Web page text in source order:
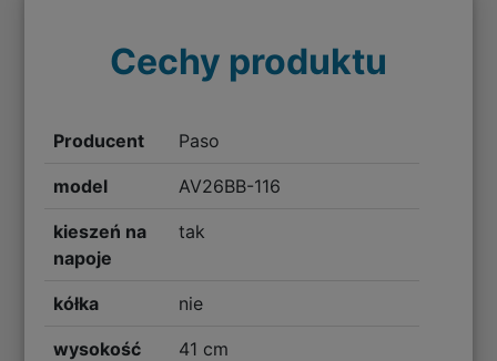
Cechy produktu
Producent Paso
model AV26BB-116
kieszeń na
napoje
tak
kółka nie
wysokość 41 cm